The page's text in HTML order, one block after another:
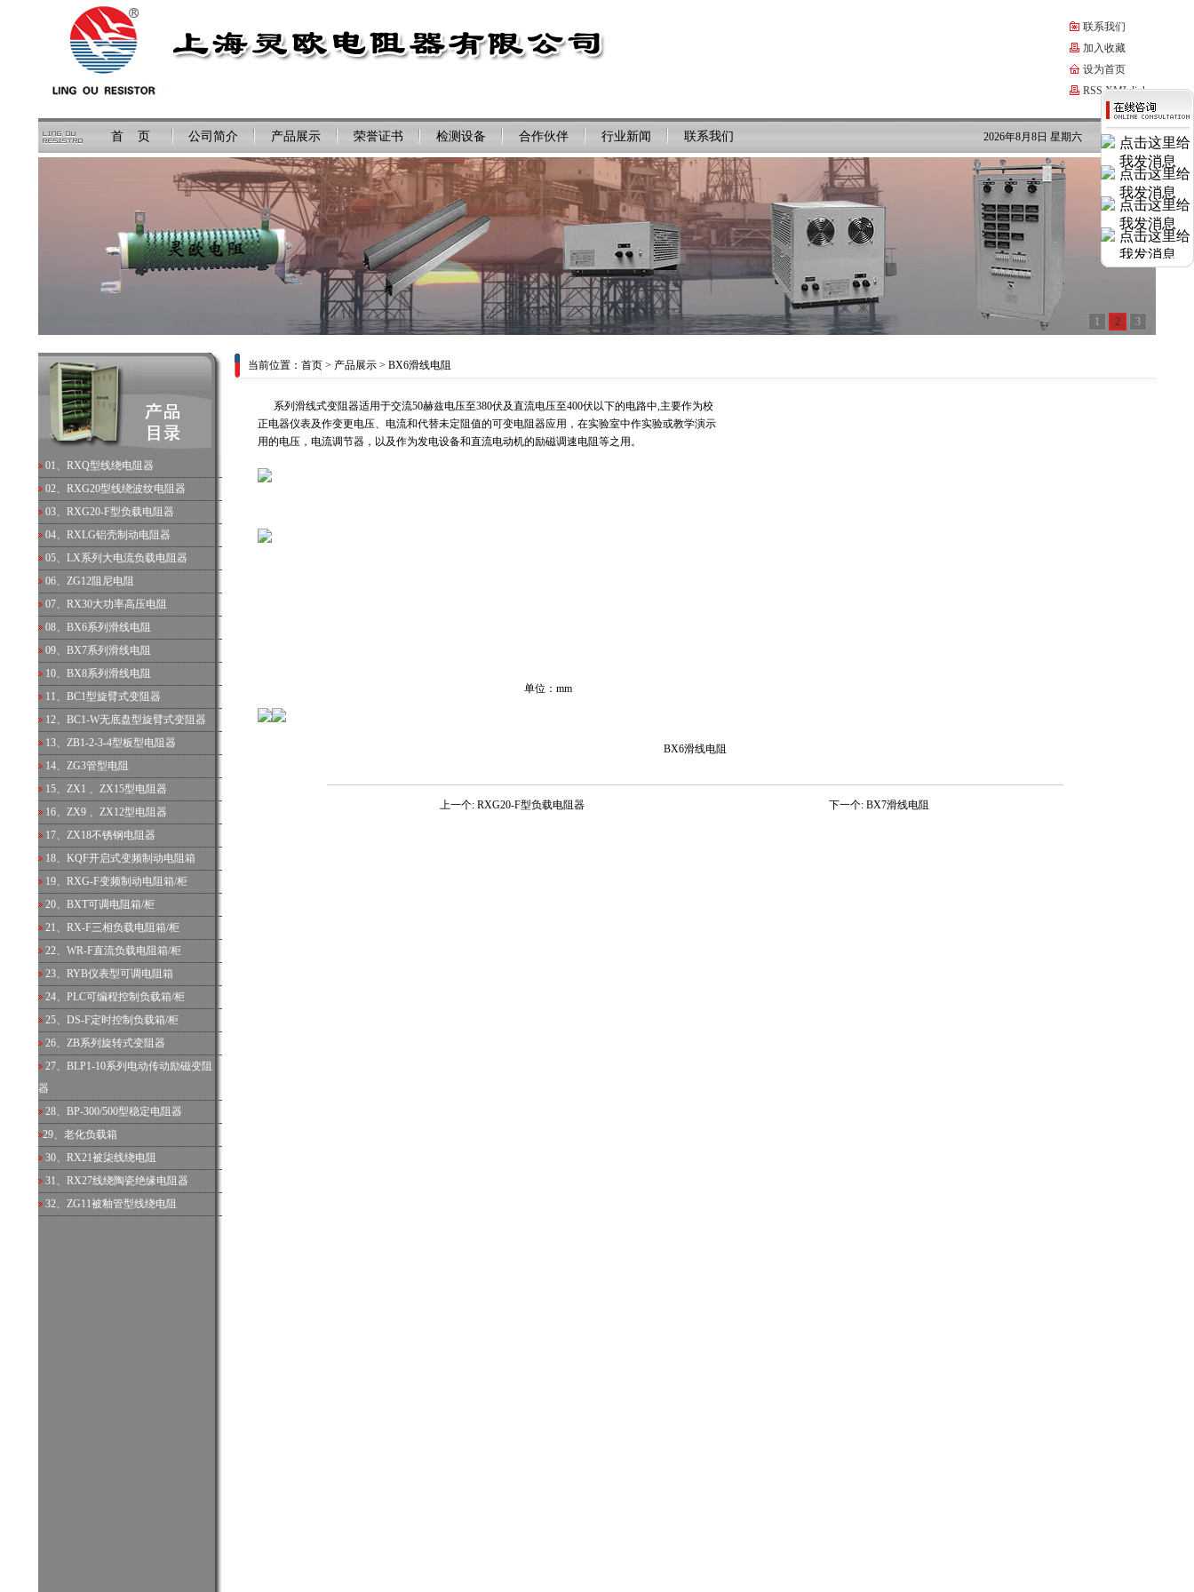
联系我们
加入收藏
设为首页
RSS XML link
首 页 公司简介 产品展示 荣誉证书 检测设备 合作伙伴 行业新闻 联系我们 2026年8月8日 星期六
1 2 3
01、 RXQ型线绕电阻器
02、 RXG20型线绕波纹电阻器
03、 RXG20-F型负载电阻器
04、 RXLG铝壳制动电阻器
05、 LX系列大电流负载电阻器
06、 ZG12阻尼电阻
07、 RX30大功率高压电阻
08、 BX6系列滑线电阻
09、 BX7系列滑线电阻
10、 BX8系列滑线电阻
11、 BC1型旋臂式变阻器
12、 BC1-W无底盘型旋臂式变阻器
13、 ZB1-2-3-4型板型电阻器
14、 ZG3管型电阻
15、 ZX1 、ZX15型电阻器
16、 ZX9 、ZX12型电阻器
17、 ZX18不锈钢电阻器
18、 KQF开启式变频制动电阻箱
19、 RXG-F变频制动电阻箱/柜
20、 BXT可调电阻箱/柜
21、 RX-F三相负载电阻箱/柜
22、 WR-F直流负载电阻箱/柜
23、 RYB仪表型可调电阻箱
24、 PLC可编程控制负载箱/柜
25、 DS-F定时控制负载箱/柜
26、 ZB系列旋转式变阻器
27、 BLP1-10系列电动传动励磁变阻
器
28、 BP-300/500型稳定电阻器
29、 老化负载箱
30、 RX21被柒线绕电阻
31、 RX27线绕陶瓷绝缘电阻器
32、 ZG11被釉管型线绕电阻
当前位置： 首页 > 产品展示 > BX6滑线电阻
系列滑线式变阻器适用于交流50赫兹电压至380伏及直流电压至400伏以下的电路中,主要作为校
正电器仪表及作变更电压、电流和代替未定阻值的可变电阻器应用，在实验室中作实验或教学演示
用的电压，电流调节器，以及作为发电设备和直流电动机的励磁调速电阻等之用。
单位：mm
BX6滑线电阻
上一个: RXG20-F型负载电阻器 下一个: BX7滑线电阻